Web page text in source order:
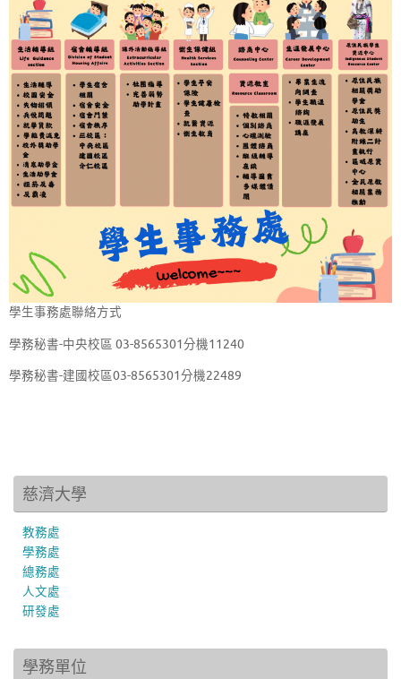
學生事務處聯絡方式
學務秘書-中央校區 03-8565301分機11240
學務秘書-建國校區03-8565301分機22489
慈濟大學
教務處
學務處
總務處
人文處
研發處
學務單位